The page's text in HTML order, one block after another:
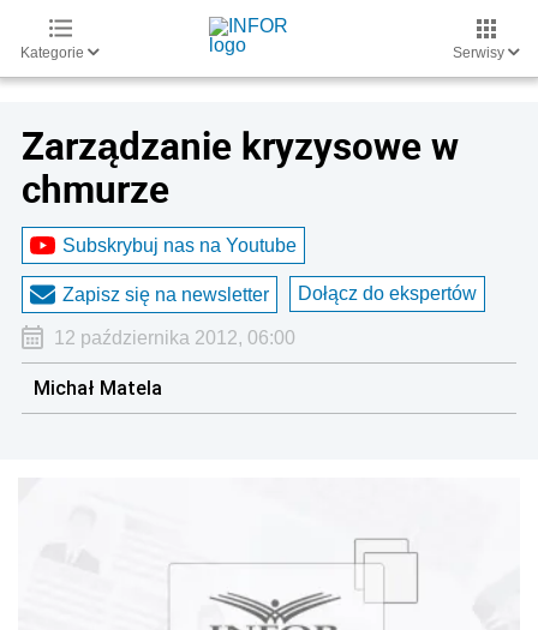
Kategorie Serwisy
Zarządzanie kryzysowe w
chmurze
Subskrybuj nas na Youtube
Zapisz się na newsletter Dołącz do ekspertów
12 października 2012, 06:00
Michał Matela